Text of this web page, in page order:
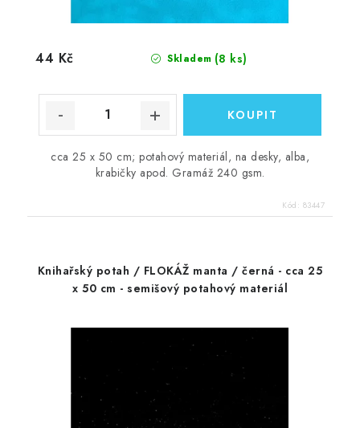
Skladem (8 ks)
44 Kč
cca 25 x 50 cm; potahový materiál, na desky, alba,
krabičky apod. Gramáž 240 gsm.
Kód: 83447
Knihařský potah / FLOKÁŽ manta / černá - cca 25
x 50 cm - semišový potahový materiál